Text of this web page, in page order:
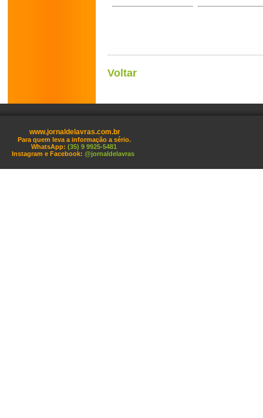
Voltar
www.jornaldelavras.com.br
Para quem leva a informação a sério.
WhatsApp: (35) 9 9925-5481
Instagram e Facebook: @jornaldelavras